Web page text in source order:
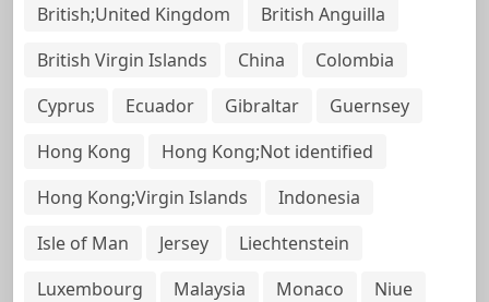
British;United Kingdom
British Anguilla
British Virgin Islands
China
Colombia
Cyprus
Ecuador Gibraltar
Guernsey
Hong Kong
Hong Kong;Not identified
Hong Kong;Virgin Islands
Indonesia
Isle of Man
Jersey
Liechtenstein
Luxembourg
Malaysia Monaco
Niue